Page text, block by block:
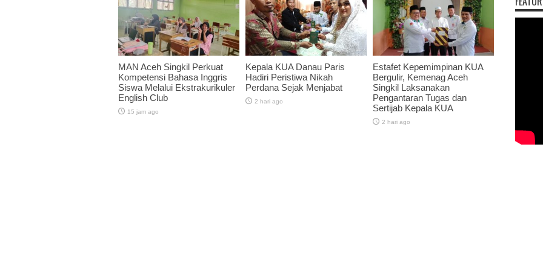
MAN Aceh Singkil Perkuat
Kompetensi Bahasa Inggris
Siswa Melalui Ekstrakurikuler
English Club
15 jam ago
Kepala KUA Danau Paris
Hadiri Peristiwa Nikah
Perdana Sejak Menjabat
2 hari ago
Estafet Kepemimpinan KUA
Bergulir, Kemenag Aceh
Singkil Laksanakan
Pengantaran Tugas dan
Sertijab Kepala KUA
2 hari ago